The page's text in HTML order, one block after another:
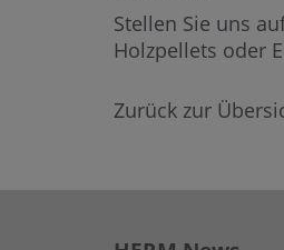
Stellen Sie uns
Holzpellets oder
Zurück zur